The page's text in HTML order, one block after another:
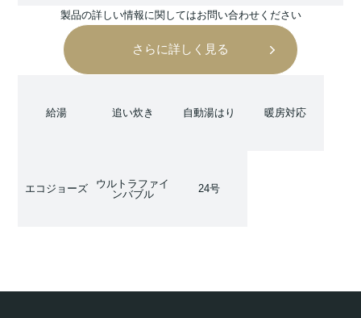
製品の詳しい情報に関してはお問い合わせください
さらに詳しく見る
給湯 追い炊き 自動湯はり 暖房対応
エコジョーズ
ウルトラファイ
ンバブル
24号